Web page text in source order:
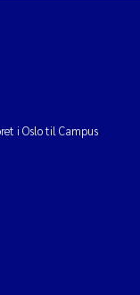
i Oslo til Campus